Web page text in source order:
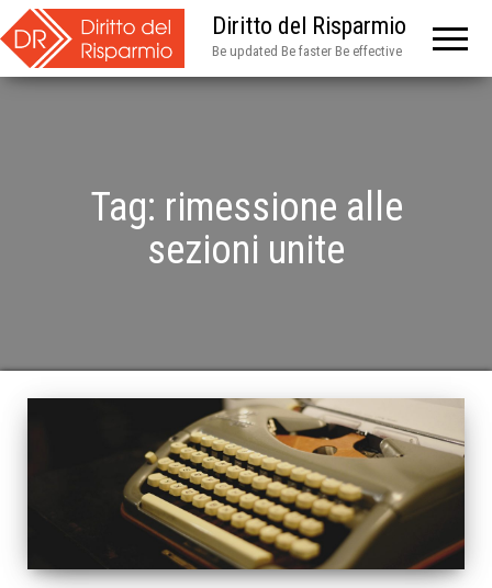
Diritto del Risparmio
Be updated Be faster Be effective
Tag: rimessione alle
sezioni unite